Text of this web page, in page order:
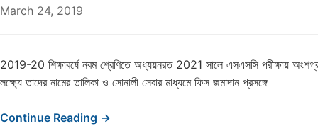
March 24, 2019
2019-20 শিক্ষাবর্ষে নবম শ্রেণিতে অধ্যয়নরত 2021 সালে এসএসসি পরীক্ষায়
লক্ষ্যে তাদের নামের তালিকা ও সোনালী সেবার মাধ্যমে ফিস জমাদান প্রসঙ্গে
Continue Reading →